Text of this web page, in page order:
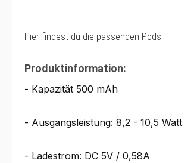
Hier findest du die passenden Pods!
Produktinformation:
- Kapazität 500 mAh
- Ausgangsleistung: 8,2 - 10,5 Watt
- Ladestrom: DC 5V / 0,58A